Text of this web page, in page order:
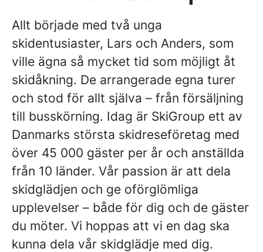
Allt började med två unga
skidentusiaster, Lars och Anders, som
ville ägna så mycket tid som möjligt åt
skidåkning. De arrangerade egna turer
och stod för allt själva – från försäljning
till busskörning. Idag är SkiGroup ett av
Danmarks största skidreseföretag med
över 45 000 gäster per år och anställda
från 10 länder. Vår passion är att dela
skidglädjen och ge oförglömliga
upplevelser – både för dig och de gäster
du möter. Vi hoppas att vi en dag ska
kunna dela vår skidglädje med dig.